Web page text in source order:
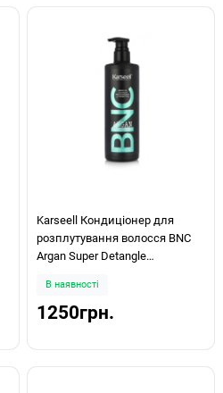
Karseell Кондиціонер для
розплутування волосся BNC
Argan Super Detangle
В наявності
1250грн.